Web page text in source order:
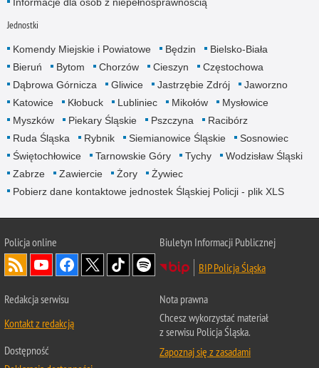
Jednostki
Komendy Miejskie i Powiatowe Będzin
Bielsko-Biała
Bieruń
Bytom Chorzów Cieszyn
Częstochowa
Dąbrowa Górnicza
Gliwice Jastrzębie Zdrój
Jaworzno
Katowice
Kłobuck Lubliniec Mikołów
Mysłowice
Myszków
Piekary Śląskie Pszczyna
Racibórz
Ruda Śląska
Rybnik Siemianowice Śląskie
Sosnowiec
Świętochłowice
Tarnowskie Góry Tychy
Wodzisław Śląski
Zabrze
Zawiercie Żory
Żywiec
Pobierz dane kontaktowe jednostek Śląskiej Policji - plik XLS
Policja online
Biuletyn Informacji Publicznej
BIP Policja Śląska
Redakcja serwisu
Kontakt z redakcją
Dostępność
Nota prawna
Chcesz wykorzystać materiał
z serwisu Policja Śląska.
Zapoznaj się z zasadami